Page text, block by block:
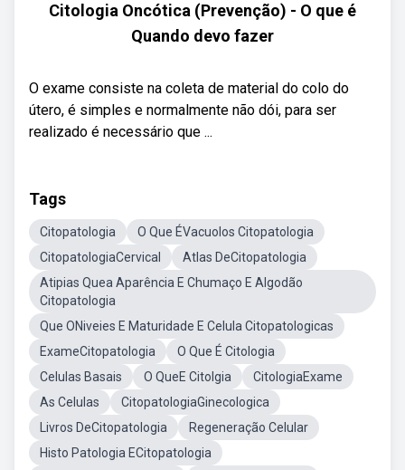
Citologia Oncótica (Prevenção) - O que é
Quando devo fazer
O exame consiste na coleta de material do colo do
útero, é simples e normalmente não dói, para ser
realizado é necessário que ...
Tags
Citopatologia
O Que ÉVacuolos Citopatologia
CitopatologiaCervical
Atlas DeCitopatologia
Atipias Quea Aparência E Chumaço E Algodão
Citopatologia
Que ONiveies E Maturidade E Celula Citopatologicas
ExameCitopatologia
O Que É Citologia
Celulas Basais
O QueE Citolgia
CitologiaExame
As Celulas
CitopatologiaGinecologica
Livros DeCitopatologia
Regeneração Celular
Histo Patologia ECitopatologia